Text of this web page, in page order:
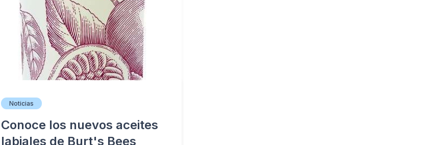
Noticias
Conoce los nuevos aceites
labiales de Burt's Bees